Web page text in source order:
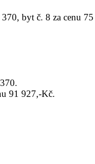
byt č. 8 za cenu
91 927,-Kč.